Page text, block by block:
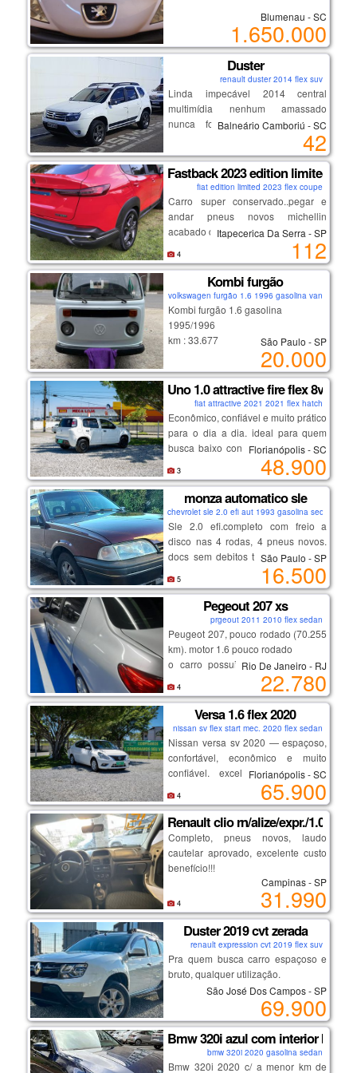
agende sua visita. não perca essa
💡 destaques:
motor 1.6 forte e econômico
ótima dirigibilidade
conforto e espaço interno
manutenção em dia
Blumenau - SC
1.650.000
Duster
renault duster 2014 flex suv
Linda impecável 2014 central
multimídia nenhum amassado
nunca foi batida lacrada nada
Balneário Camboriú - SC
42
Fastback 2023 edition limited
fiat edition limited 2023 flex coupe
Carro super conservado..pegar e
andar pneus novos michellin
acabado de trocar.
carro de olhar e se apaixonar
aceito troca somente por montana
rsbranca 2024 ou 2025 fora isso
somente venda
Itapecerica Da Serra - SP
112
4
Kombi furgão
volkswagen furgão 1.6 1996 gasolina van
Kombi furgão 1.6 gasolina
1995/1996
km : 33.677
km original, pneus em bom estado,
funcionando.
com troca recente da bateria, tanque
e limpeza completa da carburação
São Paulo - SP
20.000
Uno 1.0 attractive fire flex 8v
fiat attractive 2021 2021 flex hatch
Econômico, confiável e muito prático
para o dia a dia. ideal para quem
busca baixo consumo, manutenção
💡 destaques:
motor 1.0 muito econômico
baixa quilometragem
ótimo custo-benefício
manutenção em dia
carro impecável, sem detalhes
Florianópolis - SC
48.900
3
monza automatico sle
chevrolet sle 2.0 efi aut 1993 gasolina sedan
Sle 2.0 efi.completo com freio a
disco nas 4 rodas, 4 pneus novos.
docs sem debitos tudo ok em meu
nome. bancos com ajuste de altura,
motor e cambio ok. carro funcional
de uso diario muito bom de andar.
São Paulo - SP
16.500
5
Pegeout 207 xs
prgeout 2011 2010 flex sedan
Peugeot 207, pouco rodado (70.255
km). motor 1.6 pouco rodado
o carro possui ar condicionado e
vidros e travas elétricas.
além disso, está com ipva pago,
trazendo ainda mais tranquilidade
ao novo proprietário, carro de
garagem coberta, uso familiaar.
Rio De Janeiro - RJ
22.780
4
Versa 1.6 flex 2020
nissan sv flex start mec. 2020 flex sedan
Nissan versa sv 2020 — espaçoso,
confortável, econômico e muito
confiável. excelente opção para
família, aplicativo ou quem busca
um sedã completo com baixo custo
de manutenção.
destaques:
motor 1.6 forte e econômico
excelente espaço interno e porta-
malas
conforto e dirigibilidade
manutenção em dia
carro impecável, sem detalhes
Florianópolis - SC
65.900
4
Renault clio rn/alize/expr./1.0 hi-
Completo, pneus novos, laudo
cautelar aprovado, excelente custo
benefício!!!
19 98313.3325 douglas
19.99515.0585 pietro
19 3272.3622 loja
avenida bueno de miranda, 17, vila
industrial, campinas-sp.
(próximo a rodoviária)
Campinas - SP
31.990
4
Duster 2019 cvt zerada
renault expression cvt 2019 flex suv
Pra quem busca carro espaçoso e
bruto, qualquer utilização.
melhor versão, motor sce
indestrutível, corrente de comando.
câmbio cvt imparável, trocas suaves
São José Dos Campos - SP
69.900
Bmw 320i azul com interior bege
bmw 320i 2020 gasolina sedan
Bmw 320i 2020 c/ a menor km de